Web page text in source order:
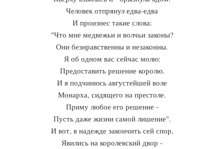
Человек отпрянул едва-едва
И произнес такие слова:
"Что мне медвежьи и волчьи законы?
Они безнравственны и незаконны.
Я об одном вас сейчас молю:
Предоставить решение королю.
И я подчинюсь августейшей воле
Монарха, сидящего на престоле.
Приму любое его решение -
Пусть даже жизни самой лишение".
И вот, в надежде закончить сей спор,
Явились на королевский двор -